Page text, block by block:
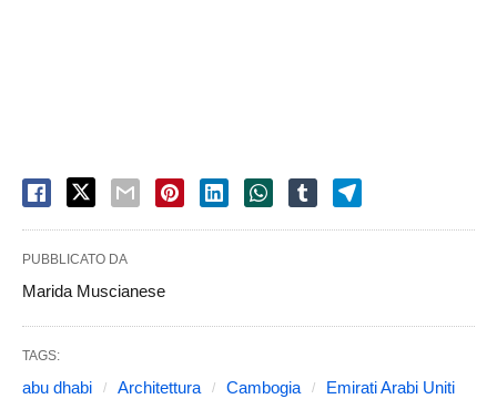
PUBBLICATO DA
Marida Muscianese
TAGS:
abu dhabi Architettura Cambogia
Emirati Arabi Uniti